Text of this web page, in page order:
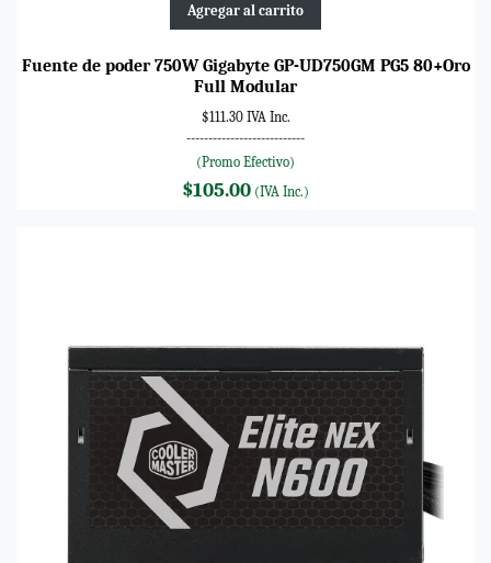
Agregar al carrito
Fuente de poder 750W Gigabyte GP-UD750GM PG5 80+Oro
Full Modular
$111.30 IVA Inc.
---------------------------
(Promo Efectivo)
$105.00 (IVA Inc.)